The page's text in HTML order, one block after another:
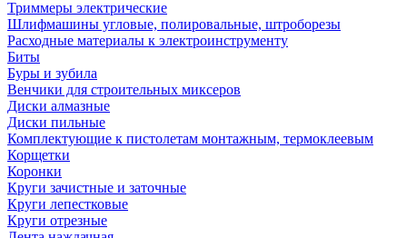
Триммеры электрические
Шлифмашины угловые, полировальные, штроборезы
Расходные материалы к электроинструменту
Биты
Буры и зубила
Венчики для строительных миксеров
Диски алмазные
Диски пильные
Комплектующие к пистолетам монтажным, термоклеевым
Корщетки
Коронки
Круги зачистные и заточные
Круги лепестковые
Круги отрезные